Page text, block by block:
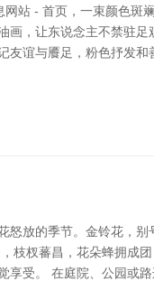
站 - 首页，一束颜色斑
，让东说念主不禁驻
谊与餍足，粉色抒发
放的季节。金铃花，别
杈蕃昌，花朵蜂拥成
受。 在庭院、公园或